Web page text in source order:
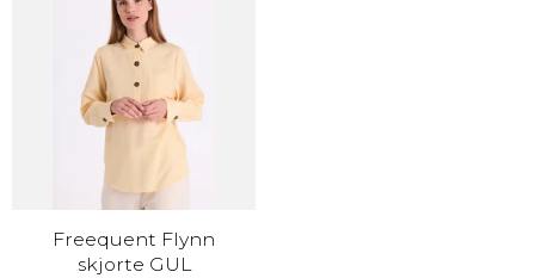
Freequent Flynn
skjorte GUL